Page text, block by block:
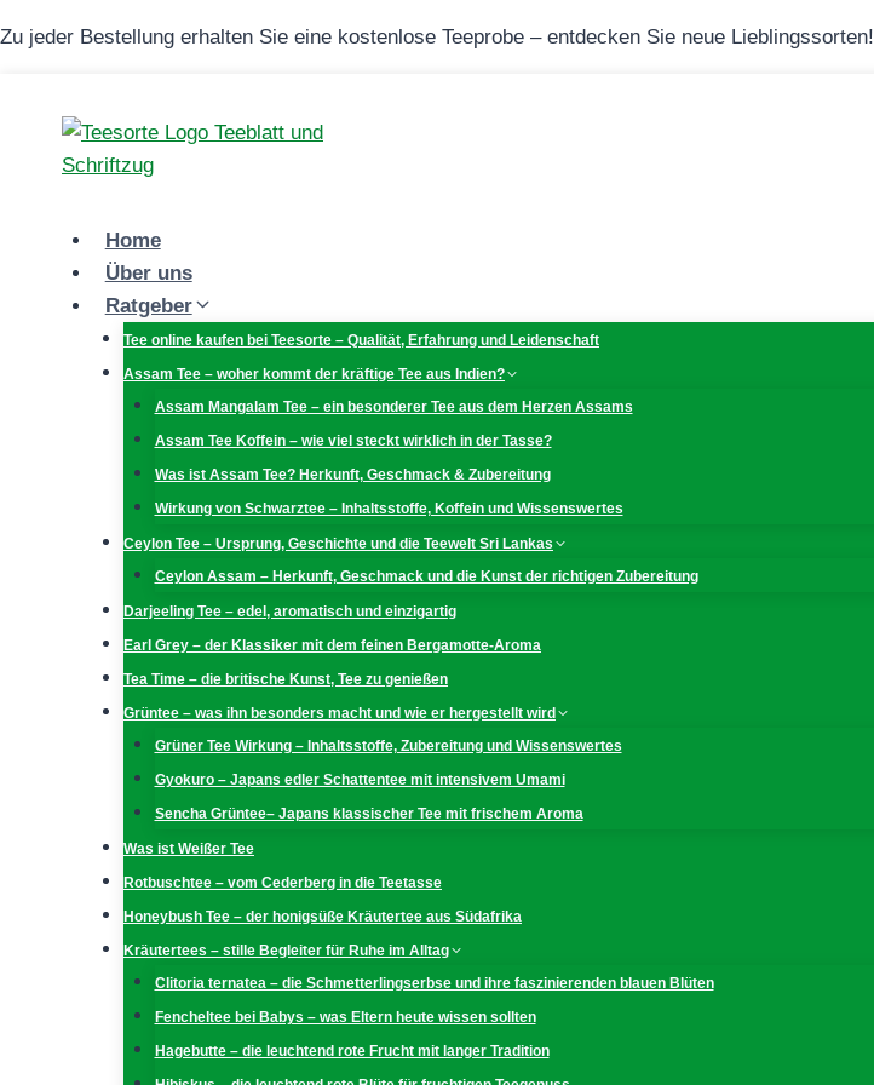
Inhalt
Zu jeder Bestellung erhalten Sie eine kostenlose Teeprobe – entdecken Sie neue Lieblingssorten!
Home
Über uns
Ratgeber
Tee online kaufen bei Teesorte – Qualität, Erfahrung und Leidenschaft
Assam Tee – woher kommt der kräftige Tee aus Indien?
Assam Mangalam Tee – ein besonderer Tee aus dem Herzen Assams
Assam Tee Koffein – wie viel steckt wirklich in der Tasse?
Was ist Assam Tee? Herkunft, Geschmack & Zubereitung
Wirkung von Schwarztee – Inhaltsstoffe, Koffein und Wissenswertes
Ceylon Tee – Ursprung, Geschichte und die Teewelt Sri Lankas
Ceylon Assam – Herkunft, Geschmack und die Kunst der richtigen Zubereitung
Darjeeling Tee – edel, aromatisch und einzigartig
Earl Grey – der Klassiker mit dem feinen Bergamotte-Aroma
Tea Time – die britische Kunst, Tee zu genießen
Grüntee – was ihn besonders macht und wie er hergestellt wird
Grüner Tee Wirkung – Inhaltsstoffe, Zubereitung und Wissenswertes
Gyokuro – Japans edler Schattentee mit intensivem Umami
Sencha Grüntee– Japans klassischer Tee mit frischem Aroma
Was ist Weißer Tee
Rotbuschtee – vom Cederberg in die Teetasse
Honeybush Tee – der honigsüße Kräutertee aus Südafrika
Kräutertees – stille Begleiter für Ruhe im Alltag
Clitoria ternatea – die Schmetterlingserbse und ihre faszinierenden blauen Blüten
Fencheltee bei Babys – was Eltern heute wissen sollten
Hagebutte – die leuchtend rote Frucht mit langer Tradition